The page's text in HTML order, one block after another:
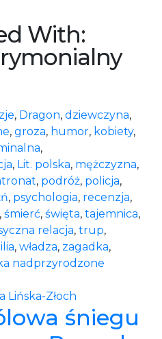
With:
, Dragon, dziewczyna,
, groza, humor, kobiety,
,
, Lit. polska, mężczyzna,
, podróż, policja,
, psychologia, recenzja,
, śmierć, święta, tajemnica,
relacja, trup,
, władza, zagadka,
nadprzyrodzone
Lińska-Złoch
śniegu